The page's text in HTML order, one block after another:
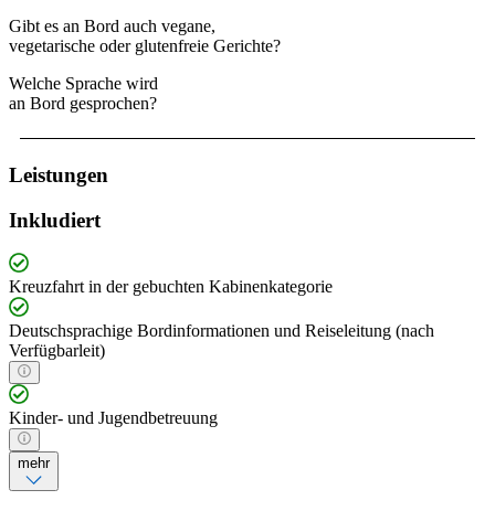
Gibt es an Bord auch vegane,
vegetarische oder glutenfreie Gerichte?
Welche Sprache wird
an Bord gesprochen?
Leistungen
Inkludiert
Kreuzfahrt in der gebuchten Kabinenkategorie
Deutschsprachige Bordinformationen und Reiseleitung (nach
Verfügbarleit)
Kinder- und Jugendbetreuung
mehr